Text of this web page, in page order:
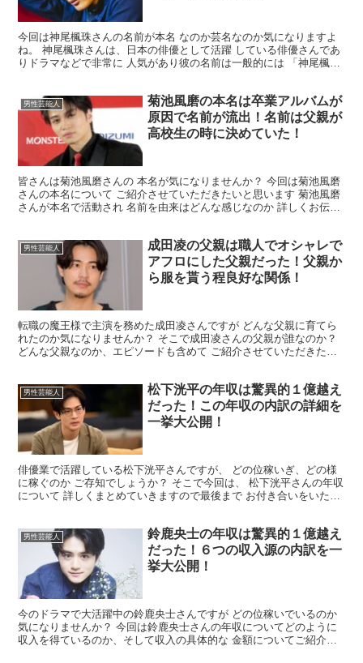
今回は神尾楓珠さんの名前が本名 なのか芸名なのか気になりますよ
ね。 神尾楓珠さんは、日本の俳優として活躍 している俳優さんであ
りドラマなどで非常に 人気があり彼の名前は一般的には 「神尾楓
男性芸能人
菊池風磨の本名は卒業アルバムが
原因で名前が流出！名前は父親が
高校生の時に決めていた！
皆さんは菊池風磨さんの 本名が気になりませんか？ 今回は菊池風磨
さんの本名について ご紹介させていただきたいと思います 菊池風磨
さんが本名で活動され 名前を由来はどんな感じなのか 詳しくお伝え
男性芸能人
成田凌の父親は職人でオシャレで
アフロにした父親だった！父親か
ら服を貰う程良好な関係！
転職の魔王様で主演を務めた成田凌さんですが どんな父親に育てら
れたのか気になりませんか？ そこで成田凌さんの父親が誰なのか？
どんな父親なのか、エピソードも含めて ご紹介させていただきたい
男性芸能人
松下洸平の年収は驚異的１億越え
だった！この年収の内訳の詳細を
一挙大公開！
俳優業で活躍している松下洸平さんですが、 どの位稼いぎ、どの様
に稼ぐのか ご存知でしょうか？ そこで今回は、 松下洸平さんの年収
について 詳しくまとめていきますので最後まで お付き合いをいただ
男性芸能人
鈴鹿央士の年収は驚異的１億越え
だった！６つの収入源の内訳を一
挙大公開！
今のドラマで大活躍中の鈴鹿央士さんですが どの位稼いでいるのか
気になりませんか？ 今回は鈴鹿央士さんの年収についてどのように
収入を得ているのか、そして収入の具体的な 金額についてご紹介さ